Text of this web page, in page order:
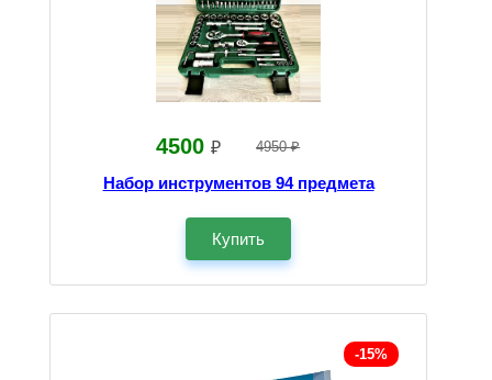
4500 ₽ 4950 ₽
Набор инструментов 94 предмета
Купить
-15%